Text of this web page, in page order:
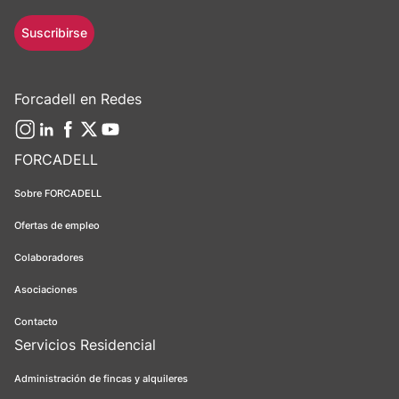
FORCADELL
Sobre FORCADELL
Ofertas de empleo
Colaboradores
Asociaciones
Contacto
Servicios Residencial
Administración de fincas y alquileres
Suscribirse
Forcadell en Redes